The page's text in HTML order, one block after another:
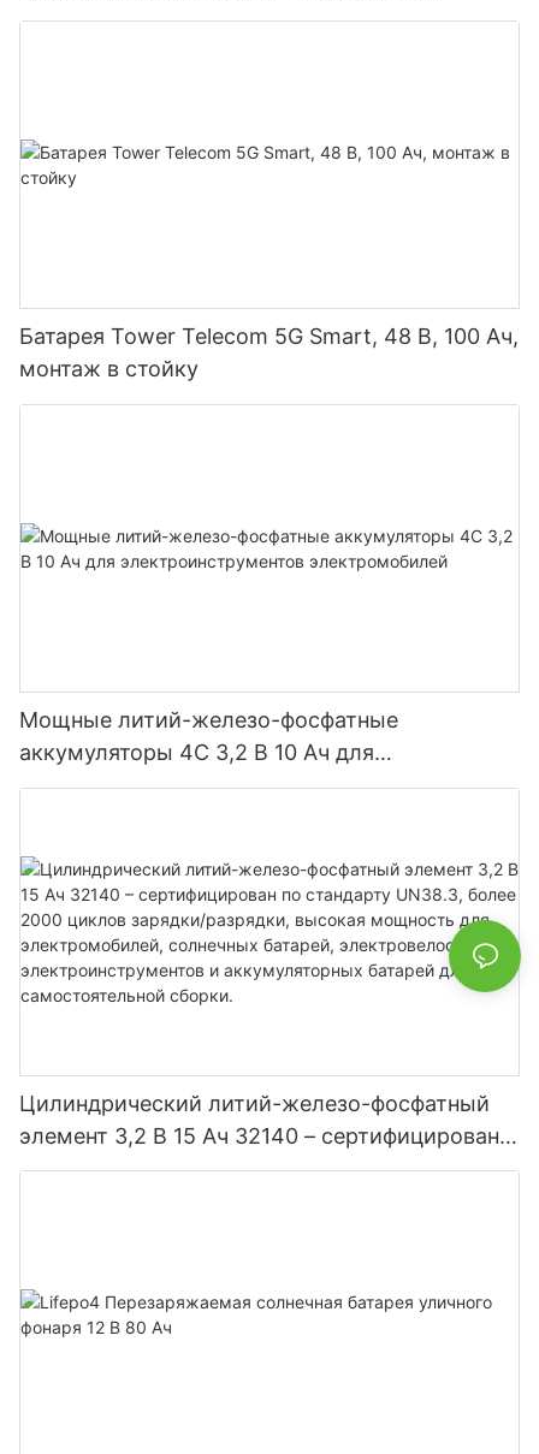
быстрой зарядкой
Батарея Tower Telecom 5G Smart, 48 В, 100 Ач,
монтаж в стойку
Мощные литий-железо-фосфатные
аккумуляторы 4C 3,2 В 10 Ач для
электроинструментов электромобилей
Цилиндрический литий-железо-фосфатный
элемент 3,2 В 15 Ач 32140 – сертифицирован
по стандарту UN38.3, более 2000 циклов
аккумуляторных батарей для
самостоятельной сборки.